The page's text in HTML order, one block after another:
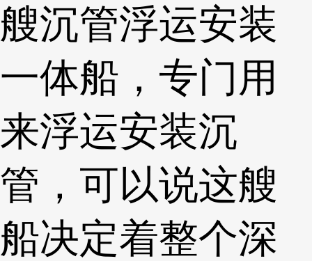
艘沉管浮运安装
一体船，专门用
来浮运安装沉
管，可以说这艘
船决定着整个深